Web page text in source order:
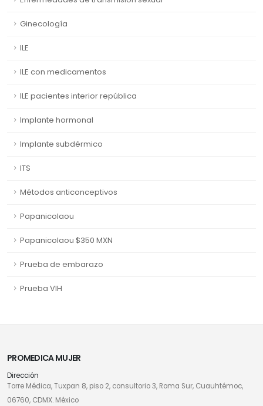
Ginecología
ILE
ILE con medicamentos
ILE pacientes interior república
Implante hormonal
Implante subdérmico
ITS
Métodos anticonceptivos
Papanicolaou
Papanicolaou $350 MXN
Prueba de embarazo
Prueba VIH
PROMEDICA MUJER
Dirección
Torre Médica, Tuxpan 8, piso 2, consultorio 3, Roma Sur, Cuauhtémoc,
06760, CDMX. México